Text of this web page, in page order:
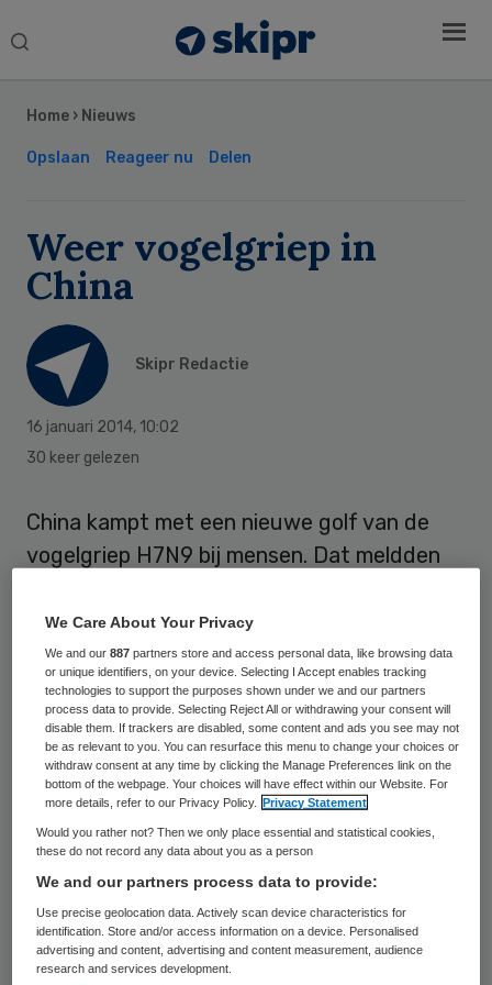
Search
Home › Nieuws
Opslaan Reageer nu Delen
Weer vogelgriep in
China
Skipr Redactie
16 januari 2014, 10:02
30 keer gelezen
China kampt met een nieuwe golf van de
vogelgriep H7N9 bij mensen. Dat meldden
donderdag. Sinds begin dit jaar zijn al 30
gevallen ontdekt.
In maart vorig jaar werd voor het eerst een
mens in China met het virus besmet. Daarna
kregen 130 mensen de griep waarvan er 40
overleden. Door diverse maatregelen,
waren er vanaf de zomer nog sporadisch
besmettingen.
Verspreiding virus
Sidebar
We Care About Your Privacy
We and our887 partners store and access personal data, like browsing data
or unique identifiers, on your device. Selecting I Accept enables tracking
technologies to support the purposes shown under we and our partners
process data to provide. Selecting Reject All or withdrawing your consent will
disable them. If trackers are disabled, some content and ads you see may not
be as relevant to you. You can resurface this menu to change your choices or
withdraw consent at any time by clicking the Manage Preferences link on the
bottom of the webpage. Your choices will have effect within our Website. For
more details, refer to our Privacy Policy.
Privacy Statement
Would you rather not? Then we only place essential and statistical cookies,
these do not record any data about you as a person
We and our partners process data to provide:
Use precise geolocation data. Actively scan device characteristics for
identification. Store and/or access information on a device. Personalised
advertising and content, advertising and content measurement, audience
research and services development.